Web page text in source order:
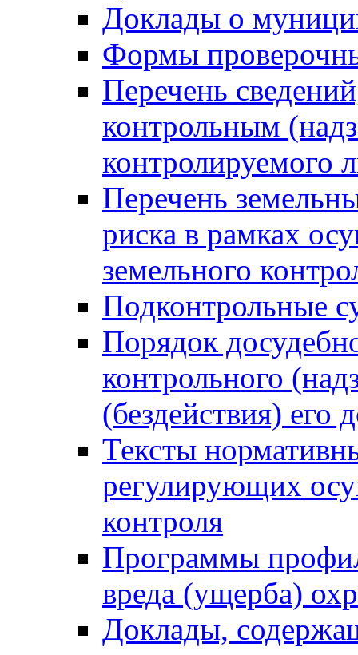
Доклады о
Формы
Перечень
контрольным
контролируемого
Перечень
риска в рамках
земельного
Подконтрольные
Порядок
контрольного
(бездействия)
Тексты
регулирующих
контроля
Программы
вреда (ущерба)
Доклады,